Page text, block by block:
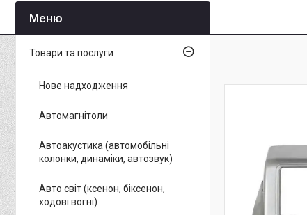
Товари та послуги
Нове надходження
Автомагнітоли
Автоакустика (автомобільні
колонки, динаміки, автозвук)
Авто світ (ксенон, біксенон,
ходові вогні)